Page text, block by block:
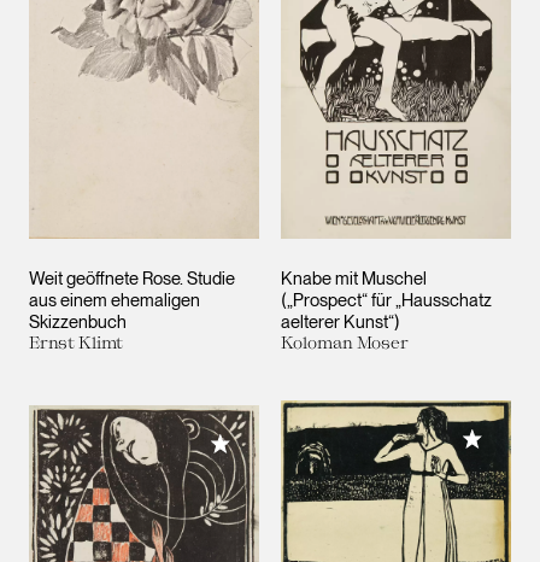
Weit geöffnete Rose. Studie
aus einem ehemaligen
Skizzenbuch
Ernst Klimt
Knabe mit Muschel
(„Prospect“ für „Hausschatz
aelterer Kunst“)
Koloman Moser
Meiner Sammlung hinzufügen Meiner